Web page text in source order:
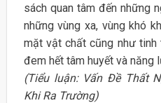
sách quan tâm đến những
những vùng xa, vùng khó
mặt vật chất cũng như
đem hết tâm huyết và năng
(Tiểu luận: Vấn Đề Thất
Khi Ra Trường)